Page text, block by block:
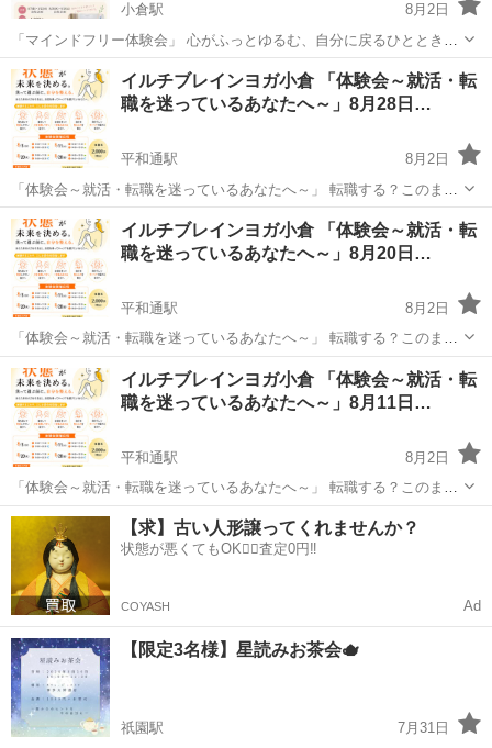
小倉駅
8月2日
「マインドフリー体験会」 心がふっとゆるむ、自分に戻るひととき。
毎日を頑張っていると、 知らないうちに心も体も力が入っていません
か？ マインドフリー瞑想で、 日々のストレスや思考から少し離れて
自分...
福岡 北九州市 小倉駅 ワークショップ
イルチブレインヨガ
イルチブレインヨガ小倉 「体験会～就活・転
職を迷っているあなたへ～」8月28日…
平和通駅
8月2日
「体験会～就活・転職を迷っているあなたへ～」 転職する？このまま
続ける？ 迷っているときこそ、 焦って答えを出さなくても大丈夫。
大切なのは、 「どこへ行くか」を決める前に 「今の自分はどんな状態
なの...
福岡 北九州市 平和通駅 ワークショップ
イルチブレインヨガ小倉 「体験会～就活・転
職を迷っているあなたへ～」8月20日…
平和通駅
8月2日
「体験会～就活・転職を迷っているあなたへ～」 転職する？このまま
続ける？ 迷っているときこそ、 焦って答えを出さなくても大丈夫。
大切なのは、 「どこへ行くか」を決める前に 「今の自分はどんな状態
なの...
福岡 北九州市 平和通駅 ワークショップ
イルチブレインヨガ小倉 「体験会～就活・転
職を迷っているあなたへ～」8月11日…
平和通駅
8月2日
「体験会～就活・転職を迷っているあなたへ～」 転職する？このまま
続ける？ 迷っているときこそ、 焦って答えを出さなくても大丈夫。
大切なのは、 「どこへ行くか」を決める前に 「今の自分はどんな状態
なの...
福岡 北九州市 平和通駅 ワークショップ
イルチブレインヨガ
【求】古い人形譲ってくれませんか？
状態が悪くてもOK🙆‍♀️査定0円‼️
COYASH Ad
【限定3名様】星読みお茶会🫖
祇園駅
7月31日